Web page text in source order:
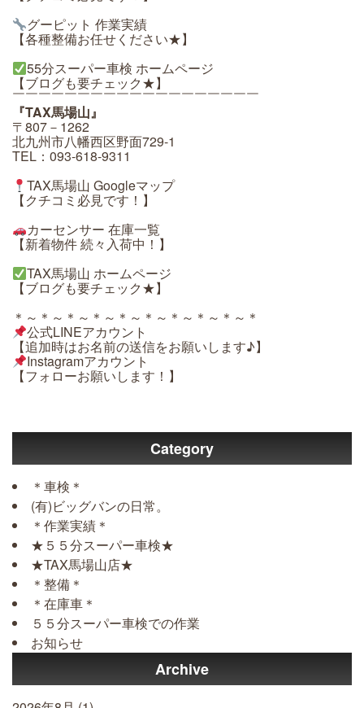
グーピット 作業実績
【各種整備お任せください★】
55分スーパー車検 ホームページ
【ブログも要チェック★】
￣￣￣￣￣￣￣￣￣￣￣￣￣￣￣￣￣￣￣
『TAX馬場山』
〒807－1262
北九州市八幡西区野面729-1
TEL：093-618-9311
TAX馬場山 Googleマップ
【クチコミ必見です！】
カーセンサー 在庫一覧
【新着物件 続々入荷中！】
TAX馬場山 ホームページ
【ブログも要チェック★】
＊～＊～＊～＊～＊～＊～＊～＊～＊～＊
公式LINEアカウント
【追加時はお名前の送信をお願いします♪】
Instagramアカウント
【フォローお願いします！】
Category
＊車検＊
(有)ビッグバンの日常。
＊作業実績＊
★５５分スーパー車検★
★TAX馬場山店★
＊整備＊
＊在庫車＊
５５分スーパー車検での作業
お知らせ
Archive